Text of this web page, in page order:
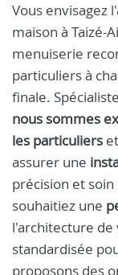
Vous envisagez
maison à Taizé-
menuiserie
particuliers à
finale.
nous sommes
les particuliers
assurer une
précision et
souhaitiez une
l'architecture de
standardisée
proposons des